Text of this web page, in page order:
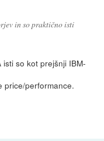
in so praktično isti
so kot prejšnji IBM-
price/performance.